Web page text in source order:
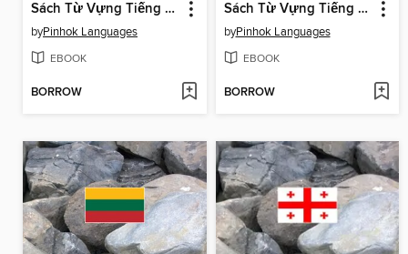
Sách Từ Vựng Tiếng Uzbek
byPinhok Languages
EBOOK
BORROW
Sách Từ Vựng Tiếng Macedonia
byPinhok Languages
EBOOK
BORROW